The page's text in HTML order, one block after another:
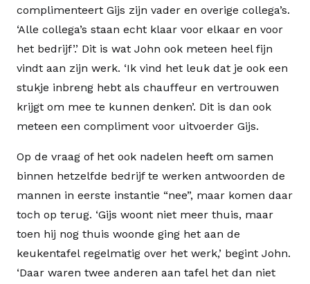
complimenteert Gijs zijn vader en overige collega’s.
‘Alle collega’s staan echt klaar voor elkaar en voor
het bedrijf’.’ Dit is wat John ook meteen heel fijn
vindt aan zijn werk. ‘Ik vind het leuk dat je ook een
stukje inbreng hebt als chauffeur en vertrouwen
krijgt om mee te kunnen denken’. Dit is dan ook
meteen een compliment voor uitvoerder Gijs.
Op de vraag of het ook nadelen heeft om samen
binnen hetzelfde bedrijf te werken antwoorden de
mannen in eerste instantie “nee”, maar komen daar
toch op terug. ‘Gijs woont niet meer thuis, maar
toen hij nog thuis woonde ging het aan de
keukentafel regelmatig over het werk,’ begint John.
‘Daar waren twee anderen aan tafel het dan niet